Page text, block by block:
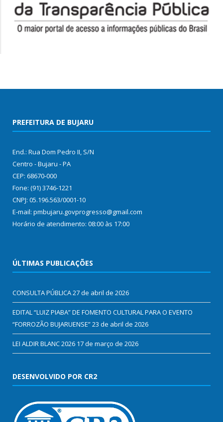
PREFEITURA DE BUJARU
End.: Rua Dom Pedro II, S/N
Centro - Bujaru - PA
CEP: 68670-000
Fone: (91) 3746-1221
CNPJ: 05.196.563/0001-10
E-mail: pmbujaru.govprogresso@gmail.com
Horário de atendimento: 08:00 às 17:00
ÚLTIMAS PUBLICAÇÕES
CONSULTA PÚBLICA27 de abril de 2026
EDITAL “LUIZ PIABA” DE FOMENTO CULTURAL PARA O EVENTO
“FORROZÃO BUJARUENSE”23 de abril de 2026
LEI ALDIR BLANC 2026 17 de março de 2026
DESENVOLVIDO POR CR2